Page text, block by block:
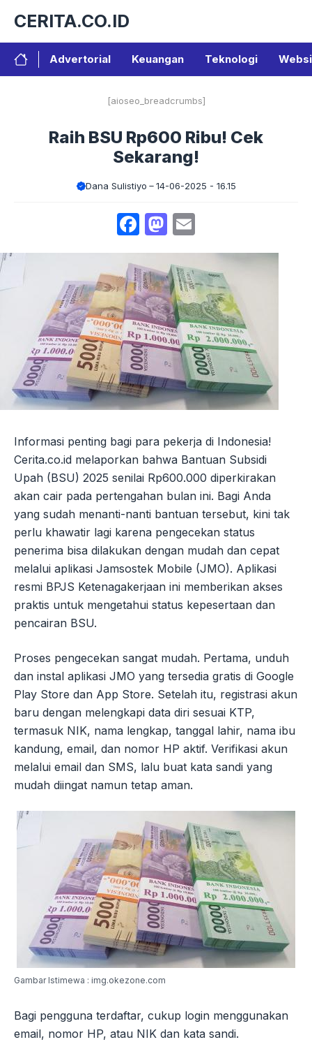
isi
CERITA.CO.ID
Advertorial Keuangan Teknologi
[aioseo_breadcrumbs]
Raih BSU Rp600 Ribu! Cek
Sekarang!
Dana Sulistiyo 14-06-2025 - 16.15
Facebook
Mastodon
Informasi penting bagi para pekerja di Indonesia!
Cerita.co.id melaporkan bahwa Bantuan Subsidi
Upah (BSU) 2025 senilai Rp600.000 diperkirakan
akan cair pada pertengahan bulan ini. Bagi Anda
yang sudah menanti-nanti bantuan tersebut, kini tak
perlu khawatir lagi karena pengecekan status
penerima bisa dilakukan dengan mudah dan cepat
melalui aplikasi Jamsostek Mobile (JMO). Aplikasi
resmi BPJS Ketenagakerjaan ini memberikan akses
praktis untuk mengetahui status kepesertaan dan
pencairan BSU.
Proses pengecekan sangat mudah. Pertama, unduh
dan instal aplikasi JMO yang tersedia gratis di Google
Play Store dan App Store. Setelah itu, registrasi akun
baru dengan melengkapi data diri sesuai KTP,
termasuk NIK, nama lengkap, tanggal lahir, nama ibu
kandung, email, dan nomor HP aktif. Verifikasi akun
melalui email dan SMS, lalu buat kata sandi yang
mudah diingat namun tetap aman.
Gambar Istimewa : img.okezone.com
Bagi pengguna terdaftar, cukup login menggunakan
email, nomor HP, atau NIK dan kata sandi.